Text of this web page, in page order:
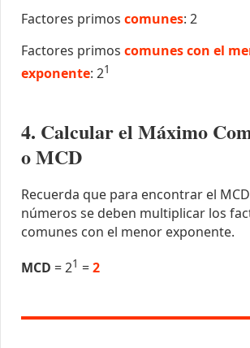
Factores primos comunes: 2
Factores primos comunes con el
exponente: 21
4. Calcular el Máximo
o MCD
Recuerda que para encontrar el
números se deben multiplicar los
comunes con el menor exponente.
MCD = 21 =2